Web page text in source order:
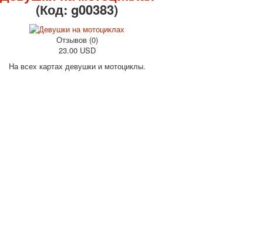
(Код: g00383)
Отзывов (0)
23.00 USD
На всех картах девушки и мотоциклы.